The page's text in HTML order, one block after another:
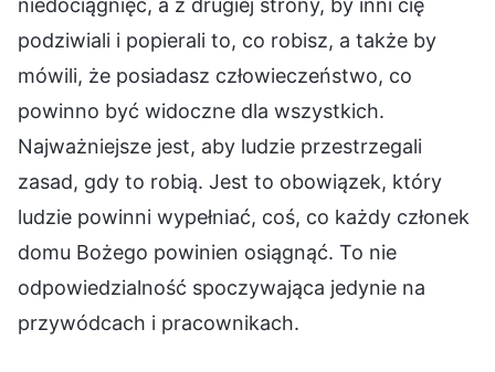
niedociągnięć, a z drugiej strony, by inni cię
podziwiali i popierali to, co robisz, a także by
mówili, że posiadasz człowieczeństwo, co
powinno być widoczne dla wszystkich.
Najważniejsze jest, aby ludzie przestrzegali
zasad, gdy to robią. Jest to obowiązek, który
ludzie powinni wypełniać, coś, co każdy członek
domu Bożego powinien osiągnąć. To nie
odpowiedzialność spoczywająca jedynie na
przywódcach i pracownikach.